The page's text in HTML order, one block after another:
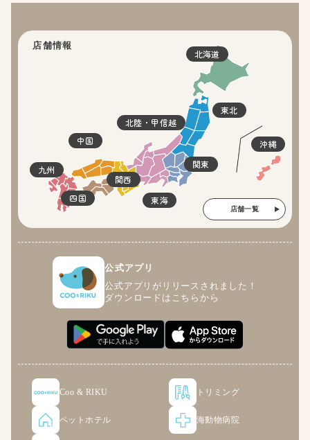
店舗情報
北海道
東北
関東
北陸・甲信越
東海
関西
四国
中国
九州
沖縄
店舗一覧
公式アプリ
公式アプリがリリースされました！
ダウンロードはこちらから
Coo & RIKU トリミング
ペットホテル 海動物病院